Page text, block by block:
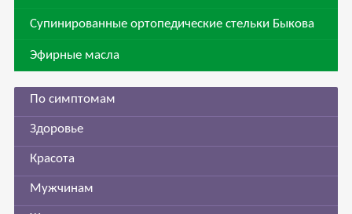
Супинированные ортопедические стельки Быкова
Эфирные масла
По симптомам
Здоровье
Красота
Мужчинам